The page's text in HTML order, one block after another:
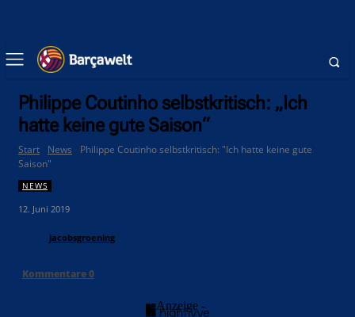
Philippe Coutinho selbstkritisch: „Ich
hatte keine gute Saison“
Start News
Philippe Coutinho selbstkritisch: "Ich hatte keine gute
Saison"
NEWS
12. Juni 2019
jacobsgroening
Kommentare0
- Anzeige -